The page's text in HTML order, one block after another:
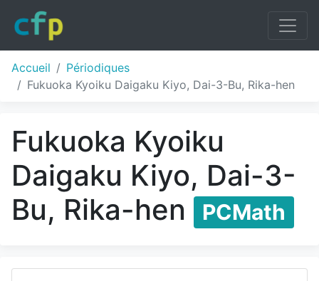
Accueil
Périodiques
Fukuoka Kyoiku Daigaku Kiyo, Dai-3-Bu, Rika-hen
Fukuoka Kyoiku
Daigaku Kiyo, Dai-3-
Bu, Rika-hen
PCMath